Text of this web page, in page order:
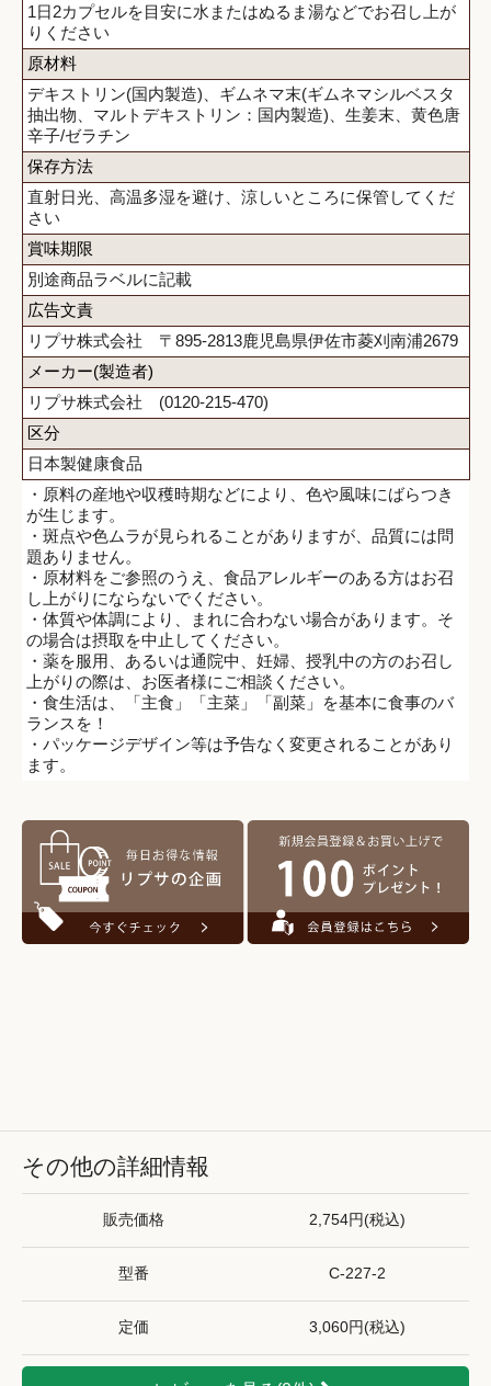
1日2カプセルを目安に水またはぬるま湯などでお召し上が
りください
原材料
デキストリン(国内製造)、ギムネマ末(ギムネマシルベスタ
抽出物、マルトデキストリン：国内製造)、生姜末、黄色唐
辛子/ゼラチン
保存方法
直射日光、高温多湿を避け、涼しいところに保管してくだ
さい
賞味期限
別途商品ラベルに記載
広告文責
リプサ株式会社 〒895-2813鹿児島県伊佐市菱刈南浦2679
メーカー(製造者)
リプサ株式会社 (0120-215-470)
区分
日本製健康食品
・原料の産地や収穫時期などにより、色や風味にばらつき
が生じます。
・斑点や色ムラが見られることがありますが、品質には問
題ありません。
・原材料をご参照のうえ、食品アレルギーのある方はお召
し上がりにならないでください。
・体質や体調により、まれに合わない場合があります。そ
の場合は摂取を中止してください。
・薬を服用、あるいは通院中、妊婦、授乳中の方のお召し
上がりの際は、お医者様にご相談ください。
・食生活は、「主食」「主菜」「副菜」を基本に食事のバ
ランスを！
・パッケージデザイン等は予告なく変更されることがあり
ます。
その他の詳細情報
販売価格 2,754円(税込)
型番 C-227-2
定価 3,060円(税込)